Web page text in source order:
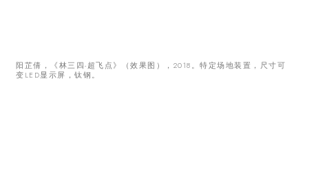
阳芷倩，《林三四-超飞点》（效果图），2018。特定场地装置，尺⼨可
变LED显⽰屏，钛钢。